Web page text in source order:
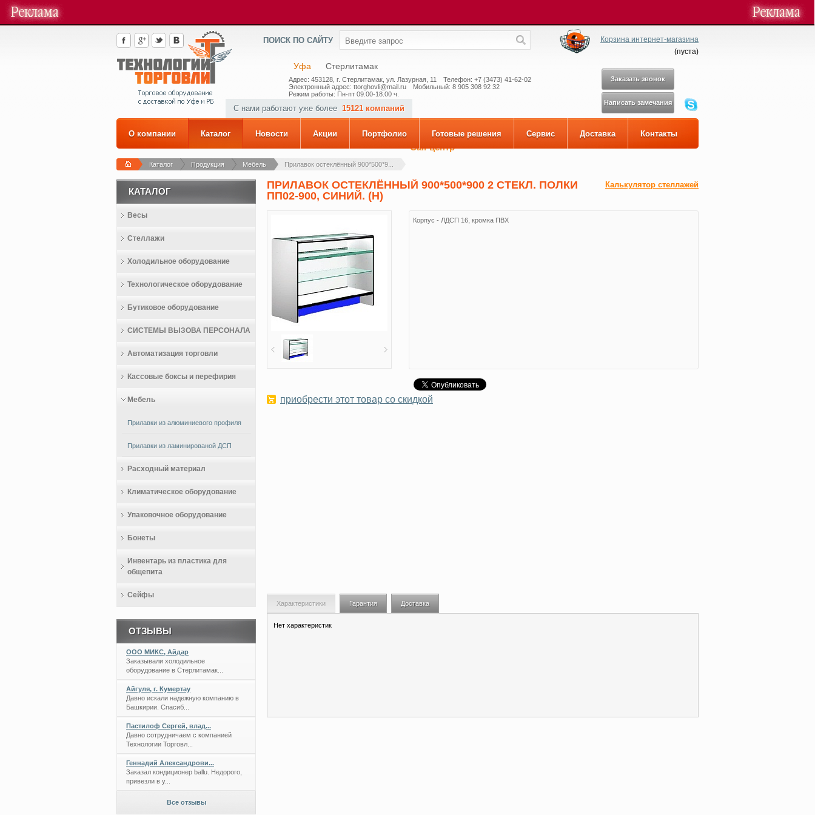
ПОИСК ПО САЙТУ
Корзина интернет-магазина
(пуста)
Уфа Стерлитамак
Адрес: 453128, г. Стерлитамак, ул. Лазурная, 11
Телефон: +7 (3473) 41-62-02
Электронный адрес: ttorghovli@mail.ru
Мобильный: 8 905 308 92 32
Режим работы: Пн-пт 09.00-18.00 ч.
Заказать звонок
Написать замечания
Call-центр
С нами работают уже более 15121 компаний
О компании Каталог Новости Акции Портфолио Готовые решения Сервис Доставка Контакты
Каталог Продукция Мебель Прилавок остеклённый 900*500*9...
Калькулятор стеллажей
ПРИЛАВОК ОСТЕКЛЁННЫЙ 900*500*900 2 СТЕКЛ. ПОЛКИ
ПП02-900, СИНИЙ. (Н)
Корпус - ЛДСП 16, кромка ПВХ
приобрести этот товар со скидкой
Характеристики Гарантия Доставка
Нет характеристик
КАТАЛОГ
Весы
Стеллажи
Холодильное оборудование
Технологическое оборудование
Бутиковое оборудование
СИСТЕМЫ ВЫЗОВА ПЕРСОНАЛА
Автоматизация торговли
Кассовые боксы и перефирия
Мебель
Прилавки из алюминиевого профиля
Прилавки из ламинированой ДСП
Расходный материал
Климатическое оборудование
Упаковочное оборудование
Бонеты
Инвентарь из пластика для
общепита
Сейфы
ОТЗЫВЫ
ООО МИКС, Айдар
Заказывали холодильное
оборудование в Стерлитамак...
Айгуля, г. Кумертау
Давно искали надежную компанию в
Башкирии. Спасиб...
Пастилоф Сергей, влад...
Давно сотрудничаем с компанией
Технологии Торговл...
Геннадий Александрови...
Заказал кондиционер ballu. Недорого,
привезли в у...
Все отзывы